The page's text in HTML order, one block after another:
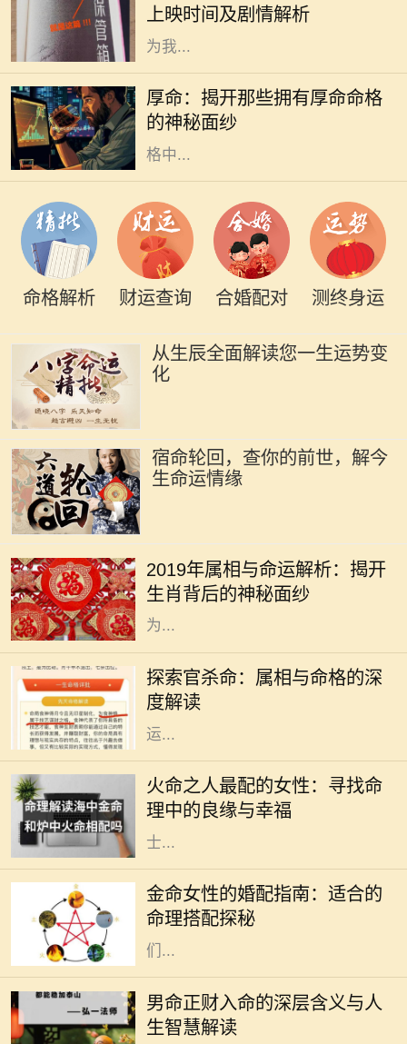
上映时间及剧情解析
上映，这部充满悬念与情感的电影将
为我...
厚命：揭开那些拥有厚命命格
的神秘面纱
在中国传统文化中，命格一直是一个
令人着迷且神秘的话题。无论是算
命、风水，还是命理学，都是我们探
索未来和命运的工具。而在众多的命
格中...
命格解析 财运查询 合婚配对 测终身运
从生辰全面解读您一生运势变
化
宿命轮回，查你的前世，解今
生命运情缘
2019年属相与命运解析：揭开
生肖背后的神秘面纱
应的属相是猪。猪在中华文化中象征
着财富与好运，常常被认为是富裕与
幸福的象征。猪年出生的人通常被视
为...
探索官杀命：属相与命格的深
度解读
在中国传统文化中，命理学是一门博
大精深的学问，其中属相与命格的关
系尤为引人注目。官杀命，作为一种
特定的命格，常常和成功、权威、财
运...
火命之人最配的女性：寻找命
理中的良缘与幸福
在中国的传统命理学中，火命代表着
热情、活力与激情。火命之人，通常
生性乐观，充满创造力和积极向上的
力量。然而，合适的伴侣对于火命人
士...
金命女性的婚配指南：适合的
命理搭配探秘
在中国传统命理学中，八字命理被广
泛用于分析一个人的命运。在这些命
理中，五行是极其重要的概念。金命
女性，象征着坚韧、果敢与智慧，她
们...
男命正财入命的深层含义与人
生智慧解读
在中国传统命理学中，命理的组合和
分析无不与八字密切相关。对于男命
而言，正财的入命，不仅是财富的象
征，更深层次上反映了一个人的人生